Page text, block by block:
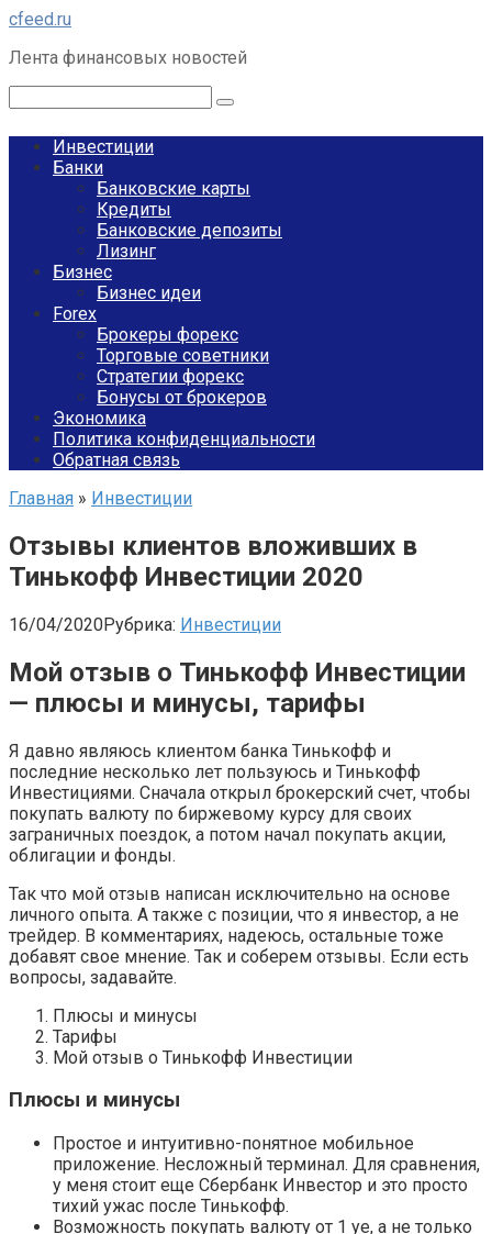
Перейти
контенту
cfeed.ru
Лента финансовых новостей
Инвестиции
Банки
Банковские карты
Кредиты
Банковские депозиты
Лизинг
Бизнес
Бизнес идеи
Forex
Брокеры форекс
Торговые советники
Стратегии форекс
Бонусы от брокеров
Экономика
Политика конфиденциальности
Обратная связь
Главная » Инвестиции
Отзывы клиентов вложивших в
Тинькофф Инвестиции 2020
16/04/2020Рубрика: Инвестиции
Мой отзыв о Тинькофф Инвестиции
— плюсы и минусы, тарифы
Я давно являюсь клиентом банка Тинькофф и
последние несколько лет пользуюсь и Тинькофф
Инвестициями. Сначала открыл брокерский счет, чтобы
покупать валюту по биржевому курсу для своих
заграничных поездок, а потом начал покупать акции,
облигации и фонды.
Так что мой отзыв написан исключительно на основе
личного опыта. А также с позиции, что я инвестор, а не
трейдер. В комментариях, надеюсь, остальные тоже
добавят свое мнение. Так и соберем отзывы. Если есть
вопросы, задавайте.
Плюсы и минусы
Тарифы
Мой отзыв о Тинькофф Инвестиции
Плюсы и минусы
Простое и интуитивно-понятное мобильное
приложение. Несложный терминал. Для сравнения,
у меня стоит еще Сбербанк Инвестор и это просто
тихий ужас после Тинькофф.
Возможность покупать валюту от 1 уе, а не только